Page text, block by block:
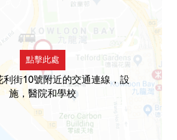
點擊此處
利街10號附近的交通連線，設
施，醫院和學校